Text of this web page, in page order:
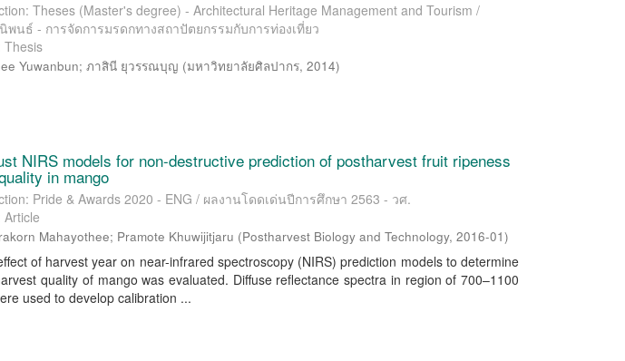
Theses (Master's degree) - Architectural Heritage Management and Tourism /
พนธ์ - การจัดการมรดกทางสถาปัตยกรรมกับการท่องเที่ยว
Thesis
Yuwanbun;ภาสินี ยุวรรณบุญ (มหาวิทยาลัยศิลปากร,2014)
NIRS models for non-destructive prediction of postharvest fruit ripeness
in mango
Pride & Awards 2020 - ENG / ผลงานโดดเด่นปีการศึกษา 2563 - วศ.
Article
Mahayothee; Pramote Khuwijitjaru (Postharvest Biology and Technology,2016-01)
of harvest year on near-infrared spectroscopy (NIRS) prediction models to determine
quality of mango was evaluated. Diffuse reflectance spectra in region of 700–1100
used to develop calibration ...